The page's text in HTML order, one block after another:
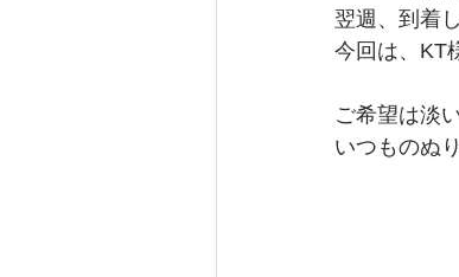
翌週、到着
今回は、KT
ご希望は淡
いつものぬ